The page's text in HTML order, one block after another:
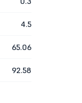
4.5
65.06
92.58